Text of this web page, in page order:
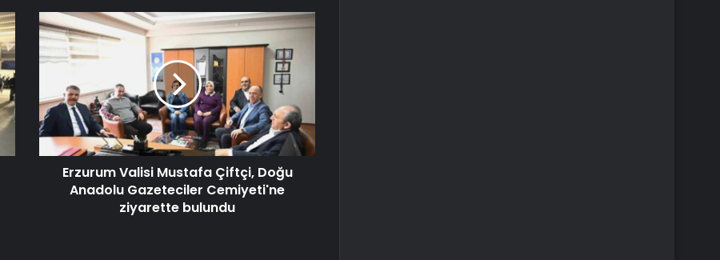
Erzurum Valisi Mustafa Çiftçi, Doğu
Anadolu Gazeteciler Cemiyeti'ne
ziyarette bulundu